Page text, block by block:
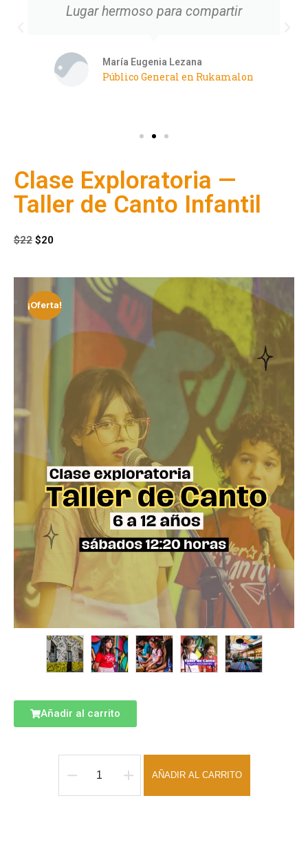
Lugar hermoso para compartir
María Eugenia Lezana
Público General en Rukamalon
Clase Exploratoria —
Taller de Canto Infantil
$22 $20
¡Oferta!
Añadir al carrito
AÑADIR AL CARRITO